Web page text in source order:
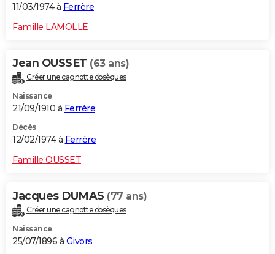
11/03/1974 à Ferrère
Famille LAMOLLE
Jean OUSSET (63 ans)
Créer une cagnotte obsèques
Naissance
21/09/1910 à Ferrère
Décès
12/02/1974 à Ferrère
Famille OUSSET
Jacques DUMAS (77 ans)
Créer une cagnotte obsèques
Naissance
25/07/1896 à Givors